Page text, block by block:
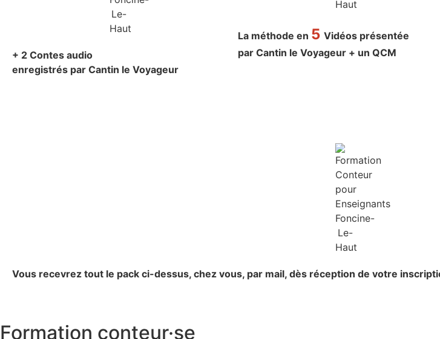
+ 2 Contes audio
enregistrés par Cantin le Voyageur
La méthode en 5Vidéos présentée
par Cantin le Voyageur + un QCM
Vous recevrez tout le pack ci-dessus, chez vous, par mail, dès réception de votre
Formation conteur·se